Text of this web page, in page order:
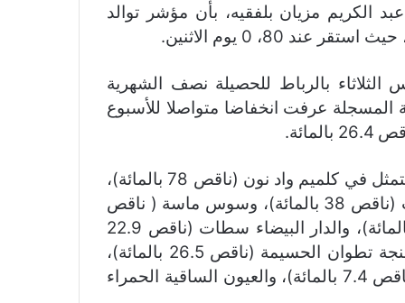
الكريم مزيان بلفقيه، بأن مؤشر توالد
بالرباط للحصيلة نصف الشهرية
المسجلة عرفت انخفاضا متواصلا للأسبوع
وأشار إلى أن هذا الانخفاض سجل في عشر جهات تتمثل في كلميم واد نون (ناقص 78 بالمائة)،
وفاس مكناس (ناقص 65.1 بالمائة)، ودرعة تافيلالت (ناقص 38 بالمائة)، وسوس ماسة ( ناقص
32.6 بالمائة )، والرباط سلا القنيطرة (ناقص 32 بالمائة)، والدار البيضاء سطات (ناقص 22.9
بالمائة)، ومراكش آسفي (ناقص 22.6 بالمائة)، وطنجة تطوان الحسيمة (ناقص 26.5 بالمائة)،
والشرق (ناقص 14.5 بالمائة)، وبني ملال خنيفرة (ناقص 7.4 بالمائة)، والعيون الساقية الحمراء